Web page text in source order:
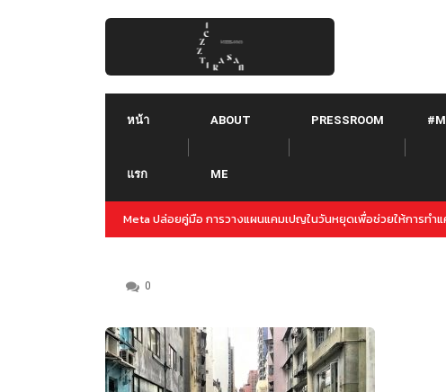
หน้า
แรก
ABOUT
ME
PRESSROOM
ล่วงหน้าสำหรับปลายปีนี้Threads คืออะไร ใช้ยังไง :: Threads คู่แข่งใหม่ของ Twitter จา
Instagram
0